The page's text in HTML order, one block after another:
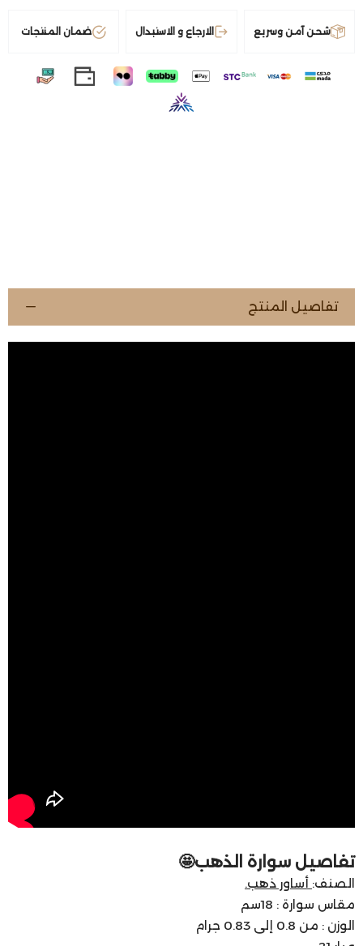
شحن آمن وسريع الارجاع و الاستبدال ضمان المنتجات
تفاصيل المنتج
تفاصيل سوارة الذهب🤩
الصنف: أساور ذهب.
مقاس سوارة : 18سم
الوزن : من 0.8 إلى 0.83 جرام